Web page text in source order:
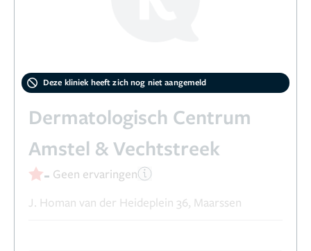
Deze kliniek heeft zich nog niet aangemeld
Dermatologisch Centrum
Amstel & Vechtstreek
- Geen ervaringen
J. Homan van der Heideplein 36, Maarssen